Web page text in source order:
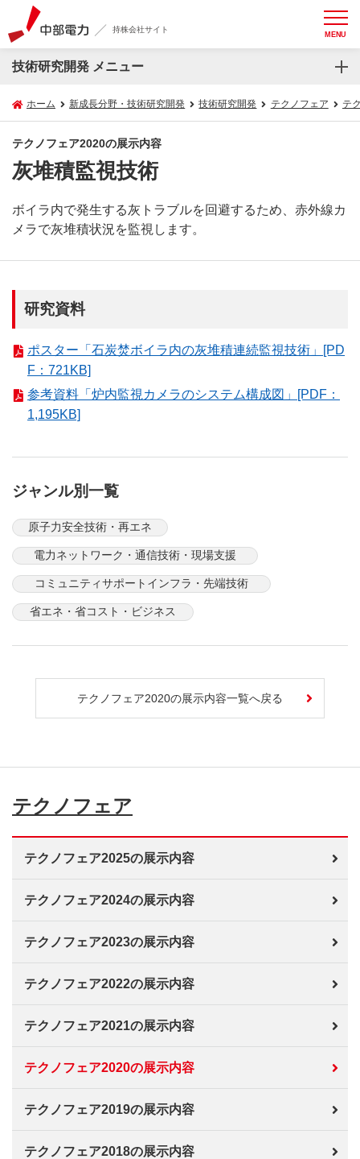
持株会社サイト MENU
技術研究開発 メニュー
ホーム 新成長分野・技術研究開発 技術研究開発 テクノフェア テ
テクノフェア2020の展示内容
灰堆積監視技術
ボイラ内で発生する灰トラブルを回避するため、赤外線カ
メラで灰堆積状況を監視します。
研究資料
ポスター「石炭焚ボイラ内の灰堆積連続監視技術」[PD
F：721KB]
参考資料「炉内監視カメラのシステム構成図」[PDF：
1,195KB]
ジャンル別一覧
原子力安全技術・再エネ
電力ネットワーク・通信技術・現場支援
コミュニティサポートインフラ・先端技術
省エネ・省コスト・ビジネス
テクノフェア2020の展示内容一覧へ戻る
テクノフェア
テクノフェア2025の展示内容
テクノフェア2024の展示内容
テクノフェア2023の展示内容
テクノフェア2022の展示内容
テクノフェア2021の展示内容
テクノフェア2020の展示内容
テクノフェア2019の展示内容
テクノフェア2018の展示内容